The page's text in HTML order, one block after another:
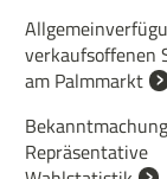
verkaufsoffenen
am Palmmarkt
Repräsentative